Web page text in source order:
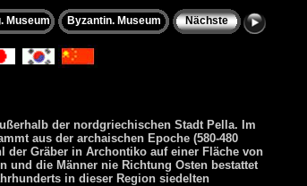
Nächste
Museum Byzantin. Museum
der nordgriechischen Stadt Pella. Im
aus der archaischen Epoche (580-480
der Gräber in Archontiko auf einer Fläche von
und die Männer nie Richtung Osten bestattet
in dieser Region siedelten